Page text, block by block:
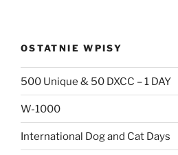
OSTATNIE WPISY
500 Unique & 50 DXCC – 1 DAY
W-1000
International Dog and Cat Days